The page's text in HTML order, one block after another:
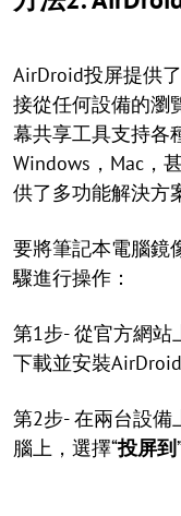
AirDroid投屏提供
接從任何設備的瀏
幕共享工具支持各
Windows，Mac，
供了多功能解決方
要將筆記本電腦鏡
驟進行操作：
第1步- 從官方網站
下載並安裝AirDroid
第2步- 在兩台設備
腦上，選擇“投屏到